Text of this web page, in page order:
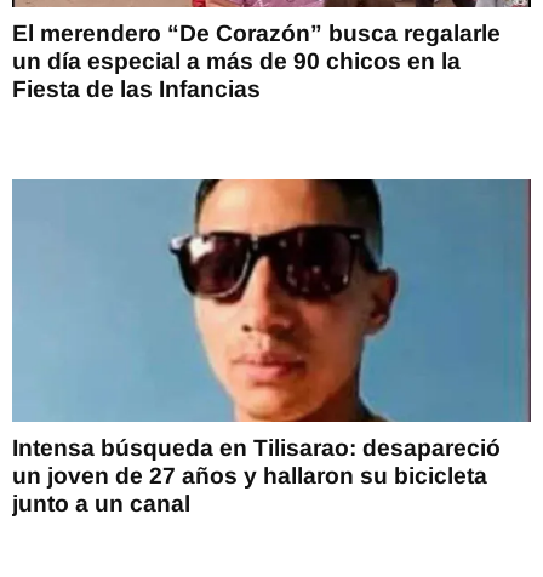
El merendero “De Corazón” busca regalarle
un día especial a más de 90 chicos en la
Fiesta de las Infancias
Intensa búsqueda en Tilisarao: desapareció
un joven de 27 años y hallaron su bicicleta
junto a un canal